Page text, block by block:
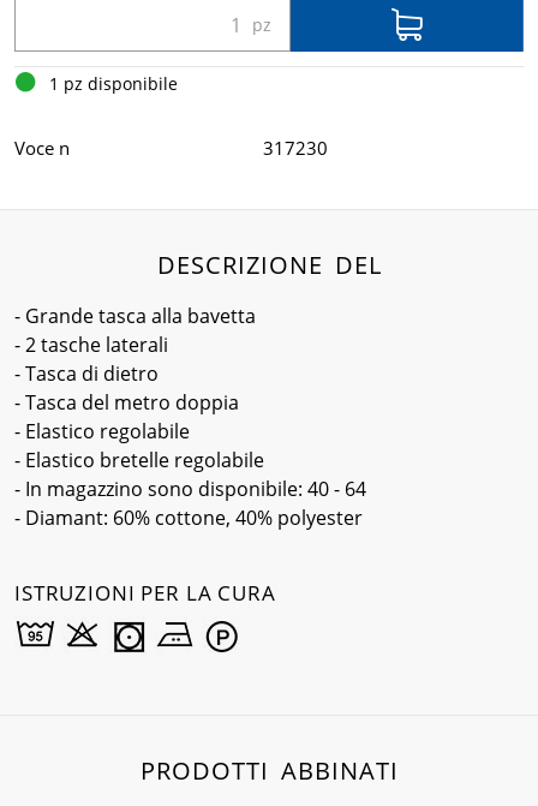
1 pz disponibile
Voce n 317230
DESCRIZIONE DEL
- Grande tasca alla bavetta
- 2 tasche laterali
- Tasca di dietro
- Tasca del metro doppia
- Elastico regolabile
- Elastico bretelle regolabile
- In magazzino sono disponibile: 40 - 64
- Diamant: 60% cottone, 40% polyester
ISTRUZIONI PER LA CURA
PRODOTTI ABBINATI